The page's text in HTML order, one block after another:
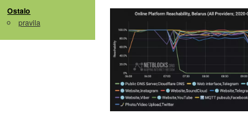
Ostalo
pravila